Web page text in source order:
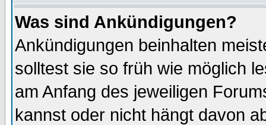
Was sind Ankündigungen?
Ankündigungen beinhalten
solltest sie so früh wie möglich
am Anfang des jeweiligen
kannst oder nicht hängt davon